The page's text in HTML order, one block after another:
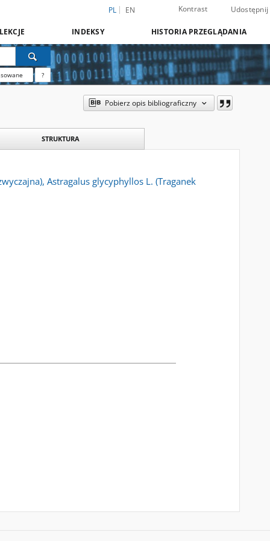
PL EN Kontrast Udostępnij
INDEKSY HISTORIA PRZEGLĄDANIA
?
Pobierz opis bibliograficzny
STRUKTURA
Astragalus glycyphyllos L. (Traganek